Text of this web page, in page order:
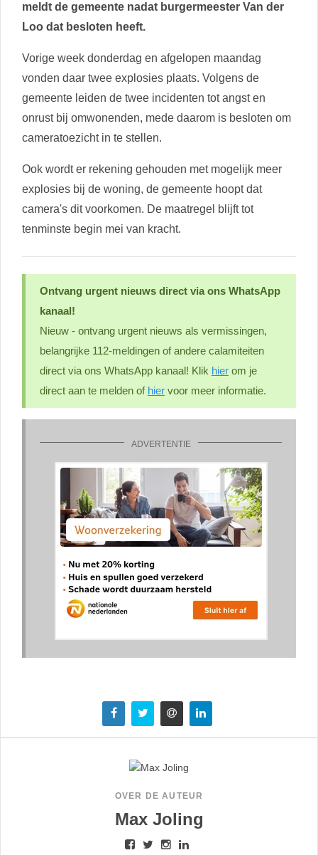
meldt de gemeente nadat burgermeester Van der
Loo dat besloten heeft.
Vorige week donderdag en afgelopen maandag
vonden daar twee explosies plaats. Volgens de
gemeente leiden de twee incidenten tot angst en
onrust bij omwonenden, mede daarom is besloten om
cameratoezicht in te stellen.
Ook wordt er rekening gehouden met mogelijk meer
explosies bij de woning, de gemeente hoopt dat
camera's dit voorkomen. De maatregel blijft tot
tenminste begin mei van kracht.
Ontvang urgent nieuws direct via ons WhatsApp
kanaal!
Nieuw - ontvang urgent nieuws als vermissingen,
belangrijke 112-meldingen of andere calamiteiten
direct via ons WhatsApp kanaal! Klik hier om je
direct aan te melden of hier voor meer informatie.
OVER DE AUTEUR
Max Joling